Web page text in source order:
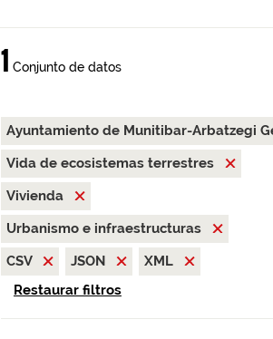
1 Conjunto de datos
Ayuntamiento de Munitibar-Arbatzegi
Vida de ecosistemas terrestres
Vivienda
Urbanismo e infraestructuras
CSV
JSON
XML
Restaurar filtros